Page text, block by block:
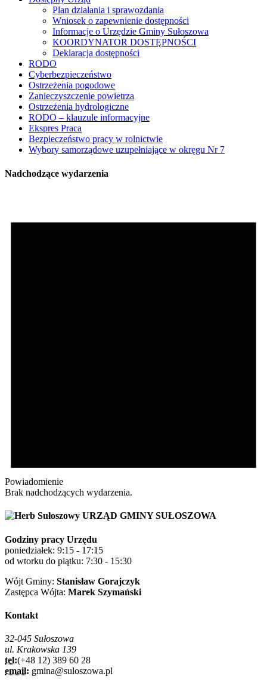
Plan działania i sprawozdania
Wniosek o zapewnienie dostępności
Informacje o Urzędzie Gminy Sułoszowa
KOORDYNATOR DOSTĘPNOŚCI
Deklaracja dostępności
RODO
Cyberbezpieczeństwo
Ostrzeżenia pogodowe
Zanieczyszczenie powietrza
Ostrzeżenia hydrologiczne
RODO – klauzule informacyjne
Ekspres Praca
Bezpieczeństwo pracy w rolnictwie
Wybory samorządowe uzupełniające w okręgu Nr 7
Nadchodzące wydarzenia
Powiadomienie
Brak nadchodzących wydarzenia.
URZĄD GMINY SUŁOSZOWA
Godziny pracy Urzędu
poniedziałek: 9:15 - 17:15
od wtorku do piątku: 7:30 - 15:30
Wójt Gminy: Stanisław Gorajczyk
Zastępca Wójta: Marek Szymański
Kontakt
32-045 Sułoszowa
ul. Krakowska 139
tel:(+48 12) 389 60 28
email: gmina@suloszowa.pl